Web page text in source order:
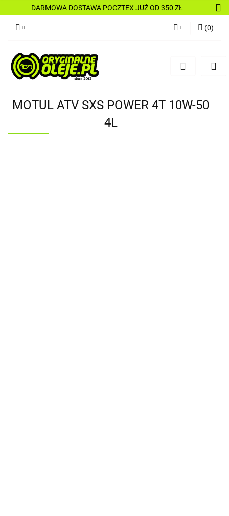
DARMOWA DOSTAWA POCZTEX JUŻ OD 350 ZŁ
Zarejestruj się
(0)
MOTUL ATV SXS POWER 4T 10W-50
4L